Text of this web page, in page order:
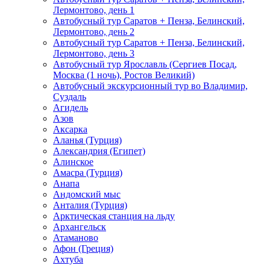
Лермонтово, день 1
Автобусный тур Саратов + Пенза, Белинский,
Лермонтово, день 2
Автобусный тур Саратов + Пенза, Белинский,
Лермонтово, день 3
Автобусный тур Ярославль (Сергиев Посад,
Москва (1 ночь), Ростов Великий)
Автобусный экскурсионный тур во Владимир,
Суздаль
Агидель
Азов
Аксарка
Аланья (Турция)
Александрия (Египет)
Алинское
Амасра (Турция)
Анапа
Андомский мыс
Анталия (Турция)
Арктическая станция на льду
Архангельск
Атаманово
Афон (Греция)
Ахтуба